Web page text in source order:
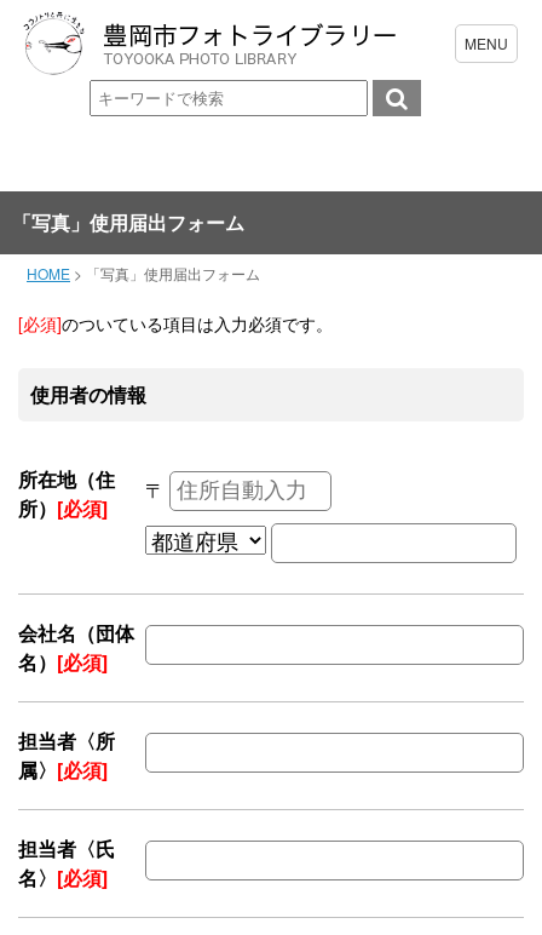
「写真」使用届出フォーム
HOME > 「写真」使用届出フォーム
[必須]のついている項目は入力必須です。
使用者の情報
所在地（住
所） [必須]
〒
会社名（団体
名） [必須]
担当者〈所
属〉 [必須]
担当者〈氏
名〉 [必須]